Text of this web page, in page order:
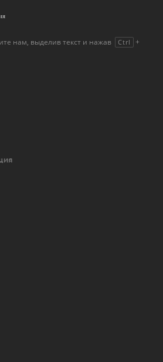
нам, выделив текст и нажав Ctrl +